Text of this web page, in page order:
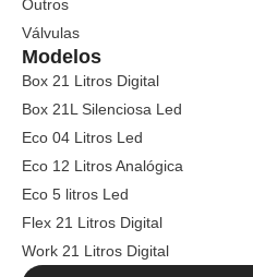
Outros
Válvulas
Modelos
Box 21 Litros Digital
Box 21L Silenciosa Led
Eco 04 Litros Led
Eco 12 Litros Analógica
Eco 5 litros Led
Flex 21 Litros Digital
Work 21 Litros Digital